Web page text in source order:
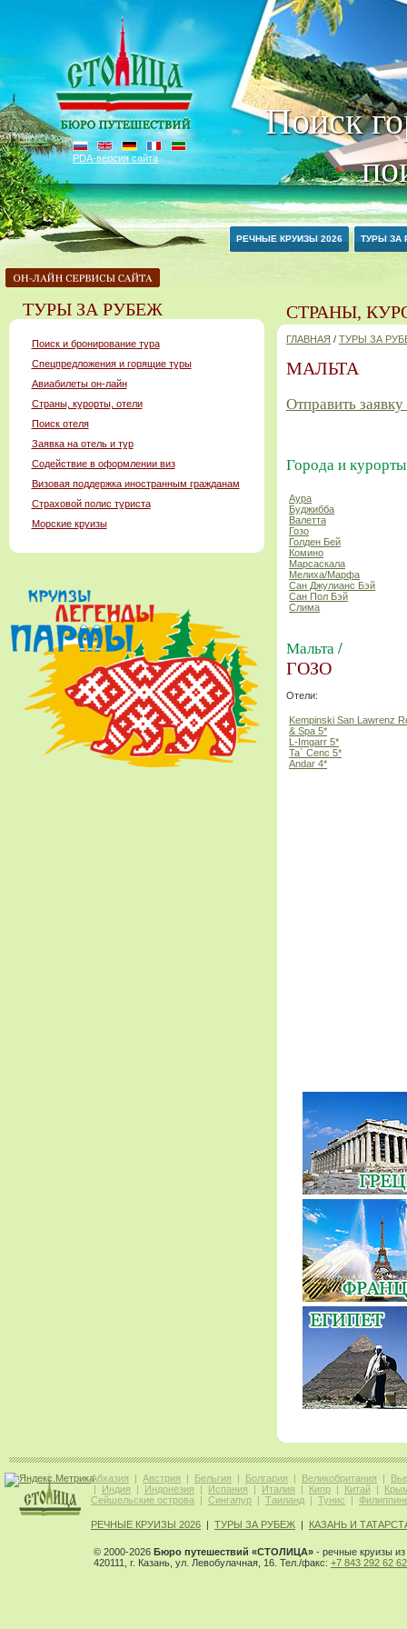
Поиск
PDA-версия сайта
РЕЧНЫЕ КРУИЗЫ 2026 ТУРЫ ЗА
ТУРЫ ЗА РУБЕЖ
Поиск и бронирование тура
Спецпредложения и горящие туры
Авиабилеты он-лайн
Страны, курорты, отели
Поиск отеля
Заявка на отель и тур
Содействие в оформлении виз
Визовая поддержка иностранным гражданам
Страховой полис туриста
Морские круизы
СТРАНЫ,
ГЛАВНАЯ / ТУРЫ ЗА
МАЛЬТА
Отправить
Города и
Аура
Буджибба
Валетта
Гозо
Голден Бей
Комино
Марсаскала
Мелиха/Марфа
Сан Джулианс Бэй
Сан Пол Бэй
Слима
Мальта /
ГОЗО
Отели:
Kempinski San Lawrenz
& Spa 5*
L-Imgarr 5*
Ta` Cenc 5*
Andar 4*
Абхазия | Австрия | Бельгия | Болгария | Великобритания |
| Индия | Индонезия | Испания | Италия | Кипр | Китай |
Сейшельские острова | Сингапур | Таиланд | Тунис |
РЕЧНЫЕ КРУИЗЫ 2026 | ТУРЫ ЗА РУБЕЖ | КАЗАНЬ И
© 2000-2026 Бюро путешествий «СТОЛИЦА» - речные круизы из
420111, г. Казань, ул. Левобулачная, 16. Тел./факс: +7 843 292 62 62